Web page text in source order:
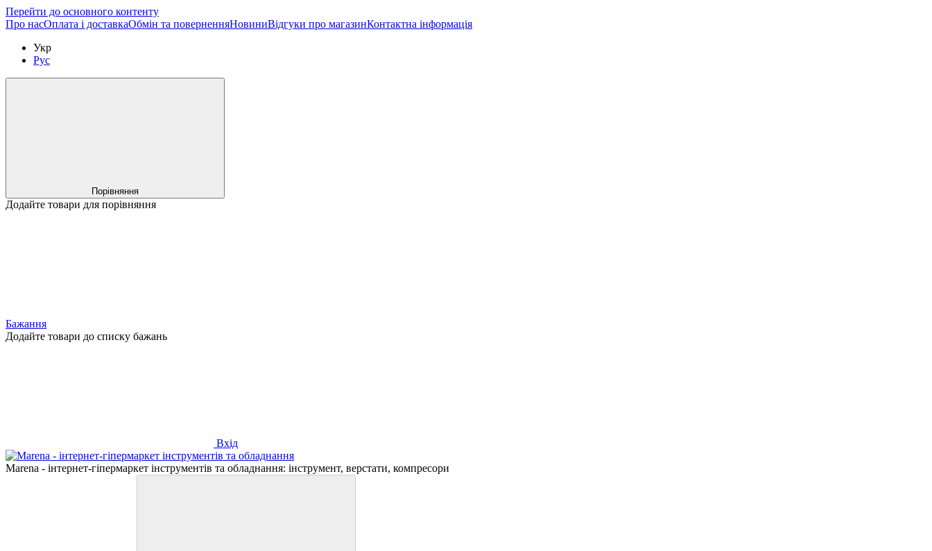
Перейти до основного контенту
Про насОплата і доставкаОбмін та поверненняНовиниВідгуки про магазинКонтактна інформація
Укр
Рус
Порівняння
Додайте товари для порівняння
Бажання
Додайте товари до списку бажань
Вхід
Marena - інтернет-гіпермаркет інструментів та обладнання: інструмент, верстати, компресори